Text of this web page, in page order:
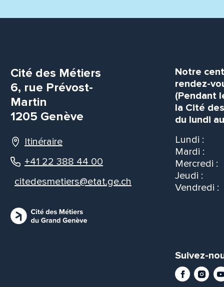
Cité des Métiers
6, rue Prévost-
Martin
1205 Genève
Itinéraire
+41 22 388 44 00
citedesmetiers@etat.ge.ch
Notre
rendez-
(Pendant
la Cité
du lundi
Lundi :
Mardi :
Mercredi :
Jeudi :
Vendredi :
Suivez-
Facebook